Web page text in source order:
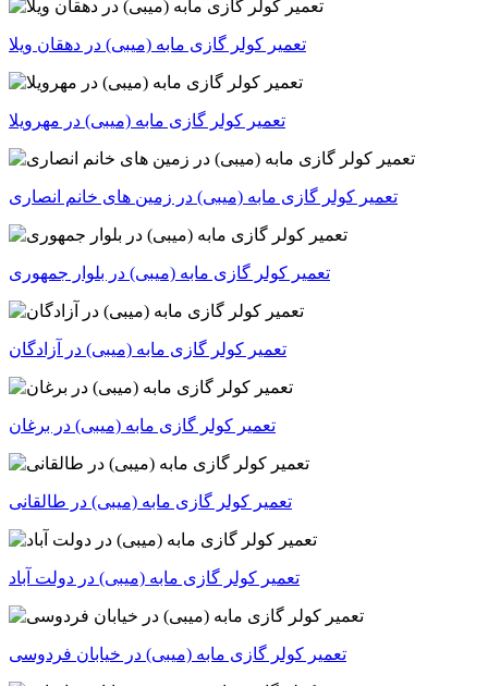
تعمیر کولر گازی مابه (میبی) در دهقان ویلا
تعمیر کولر گازی مابه (میبی) در مهرویلا
تعمیر کولر گازی مابه (میبی) در زمین های خانم انصاری
تعمیر کولر گازی مابه (میبی) در بلوار جمهوری
تعمیر کولر گازی مابه (میبی) در آزادگان
تعمیر کولر گازی مابه (میبی) در برغان
تعمیر کولر گازی مابه (میبی) در طالقانی
تعمیر کولر گازی مابه (میبی) در خیابان فردوسی